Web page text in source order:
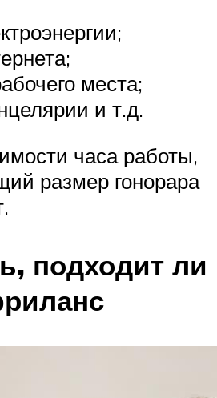
места;
и т.д.
часа работы,
размер гонорара
подходит ли